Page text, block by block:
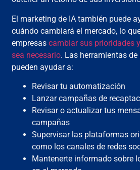
El marketing de IA también puede
cuándo cambiará el mercado, lo
empresascambiar sus prioridades
sea necesario. Las herramientas
pueden ayudar a:
Revisar tu automatización
Lanzar campañas de
Revisar o actualizar tus
campañas
Supervisar las plataformas
como los canales de redes
Mantenerte informado sobre